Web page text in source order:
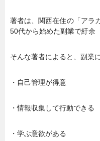
著者は、関西在住の「アラ
50代から始めた副業で紆余
そんな著者によると、副業
・自己管理が得意
・情報収集して行動できる
・学ぶ意欲がある